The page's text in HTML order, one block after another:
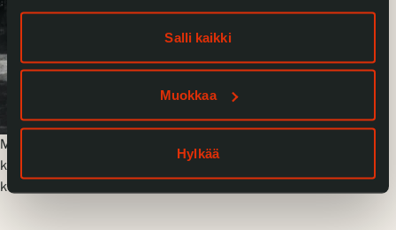
Salli kaikki
Muokkaa
Hylkää
Mäntän linna vuonna 1926 lounaiskulmasta päin
kuvattuna. Kuva: Kivistö, K-E. Lindbladin
kuvakokoelma, Serlachius